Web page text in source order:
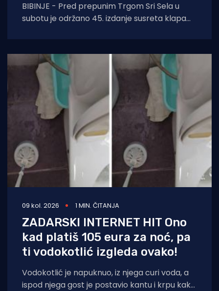
BIBINJE - Pred prepunim Trgom Sri Sela u
subotu je održano 45. izdanje susreta klapa
09 kol. 2026 1 MIN. ČITANJA
ZADARSKI INTERNET HIT Ono
kad platiš 105 eura za noć, pa
ti vodokotlić izgleda ovako!
Vodokotlić je napuknuo, iz njega curi voda, a
ispod njega gost je postavio kantu i krpu kako